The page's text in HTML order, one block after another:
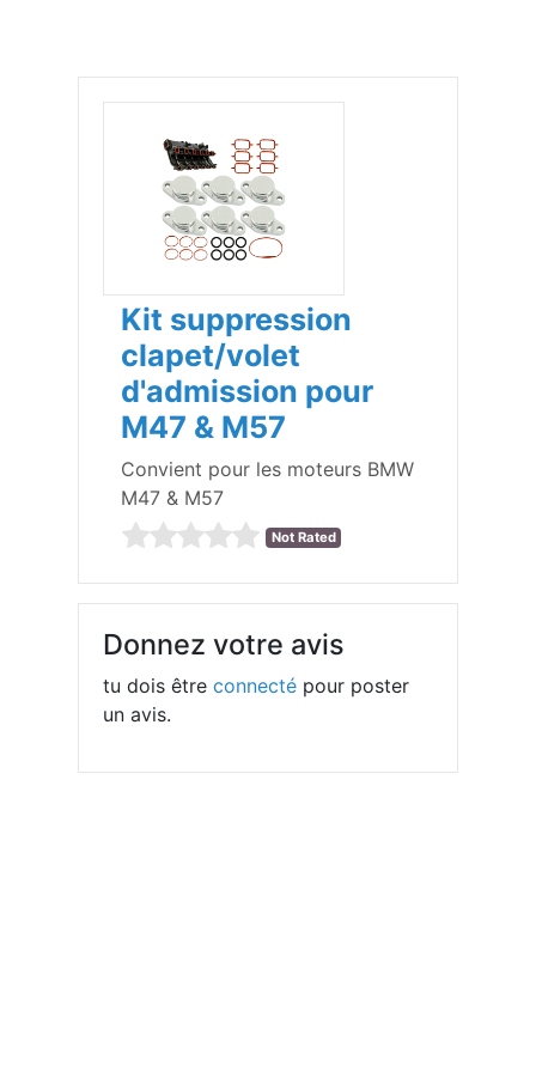
Kit suppression
clapet/volet
d'admission pour
M47 & M57
Convient pour les moteurs BMW
M47 & M57
Not Rated
Donnez votre avis
tu dois êtreconnecté pour poster
un avis.